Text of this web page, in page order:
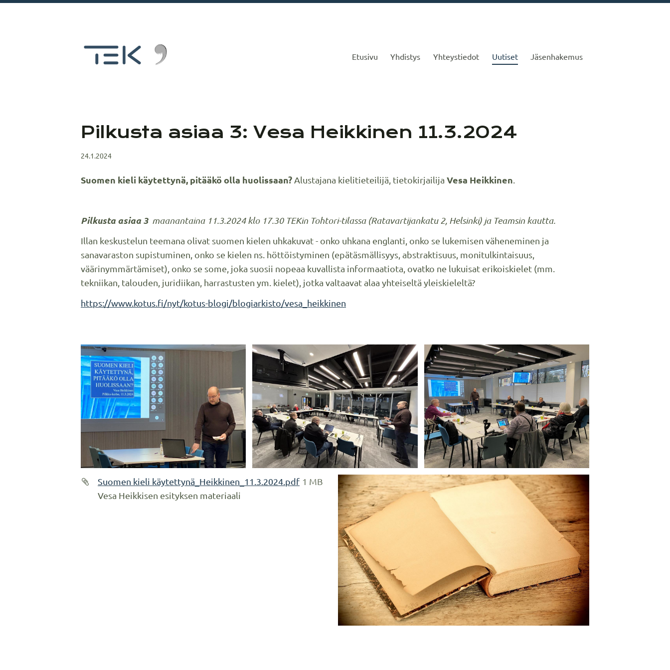
Pilkku Etusivu Yhdistys Yhteystiedot Uutiset Jäsenhakemus
Pilkusta asiaa 3: Vesa Heikkinen 11.3.2024
24.1.2024
Suomen kieli käytettynä, pitääkö olla huolissaan? Alustajana kielitieteilijä, tietokirjailija Vesa Heikkinen
Pilkusta asiaa 3 maanantaina 11.3.2024 klo 17.30 TEKin Tohtori-tilassa (Ratavartijankatu 2, Helsinki) ja Teamsin kautta.
Illan keskustelun teemana olivat suomen kielen uhkakuvat - onko uhkana englanti, onko se lukemisen väheneminen ja
sanavaraston supistuminen, onko se kielen ns. höttöistyminen (epätäsmällisyys, abstraktisuus, monitulkintaisuus,
väärinymmärtämiset), onko se some, joka suosii nopeaa kuvallista informaatiota, ovatko ne lukuisat erikoiskielet (mm.
tekniikan, talouden, juridiikan, harrastusten ym. kielet), jotka valtaavat alaa yhteiseltä yleiskieleltä?
https://www.kotus.fi/nyt/kotus-blogi/blogiarkisto/vesa_heikkinen
Suomen kieli käytettynä_Heikkinen_11.3.2024.pdf 1 MB
Vesa Heikkisen esityksen materiaali